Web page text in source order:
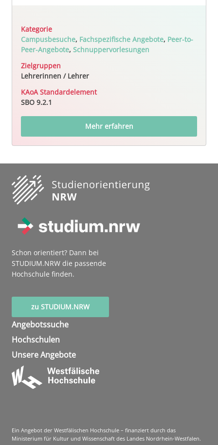
Kategorie
Campusbesuche, Fachspezifische Angebote, Peer-to-
Peer-Angebote, Schnuppervorlesungen
Zielgruppen
Lehrerinnen / Lehrer
KAoA Standardelement
SBO 9.2.1
Mehr erfahren
Schon orientiert? Dann bei
STUDIUM.NRW die passende
Hochschule finden.
zu STUDIUM.NRW
Angebotssuche
Hochschulen
Unsere Angebote
Ein Angebot der Westfälischen Hochschule – finanziert durch das
Ministerium für Kultur und Wissenschaft des Landes Nordrhein-Westfalen.